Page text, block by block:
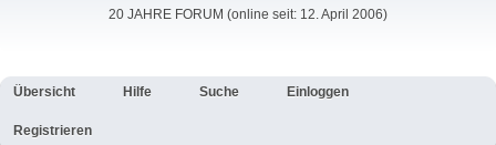
20 JAHRE FORUM (online seit: 12. April 2006)
Übersicht Hilfe Suche Einloggen
Registrieren